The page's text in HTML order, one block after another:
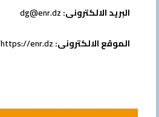
البريد الالكترونى:dg@enr.dz
الموقع الالكترونى:https://enr.dz/